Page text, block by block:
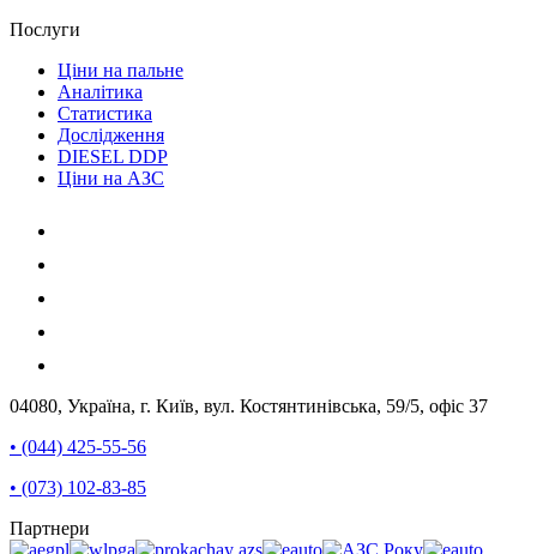
Послуги
Ціни на пальне
Аналітика
Статистика
Дослідження
DIESEL DDP
Ціни на АЗС
04080, Україна, г. Київ, вул. Костянтинівська, 59/5, офіс 37
• (044) 425-55-56
• (073) 102-83-85
Партнери